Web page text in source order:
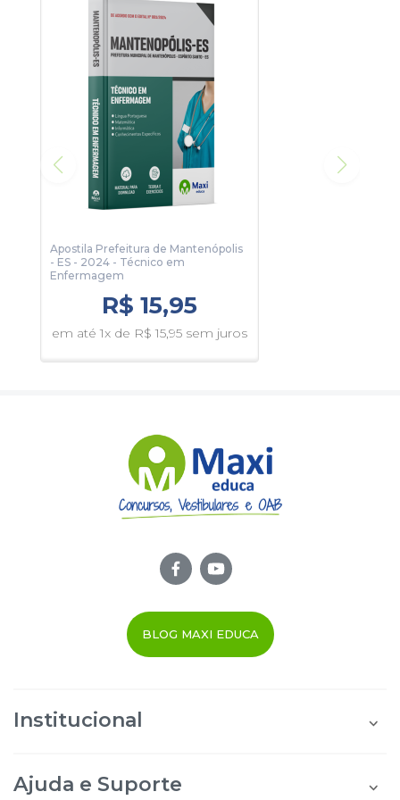
algumas páginas da apostila.
Apostila Prefeitura de Mantenópolis
- ES - 2024 - Técnico em
Enfermagem
R$ 15,95
em até 1x de R$ 15,95 sem juros
BLOG MAXI EDUCA
Institucional
Área do Afiliado
Ajuda e Suporte